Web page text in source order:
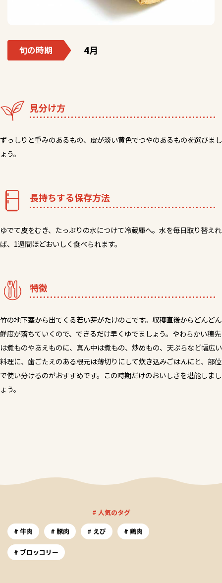
旬の時期 4月
見分け方
ずっしりと重みのあるもの、皮が淡い黄色でつやのあるものを選びまし
ょう。
長持ちする保存方法
ゆでて皮をむき、たっぷりの水につけて冷蔵庫へ。水を毎日取り替えれ
ば、1週間ほどおいしく食べられます。
特徴
竹の地下茎から出てくる若い芽がたけのこです。収穫直後からどんどん
鮮度が落ちていくので、できるだけ早くゆでましょう。やわらかい穂先
は煮ものやあえものに、真ん中は煮もの、炒めもの、天ぷらなど幅広い
料理に、歯ごたえのある根元は薄切りにして炊き込みごはんにと、部位
で使い分けるのがおすすめです。この時期だけのおいしさを堪能しまし
ょう。
# 人気のタグ
牛肉
豚肉 えび 鶏肉
ブロッコリー